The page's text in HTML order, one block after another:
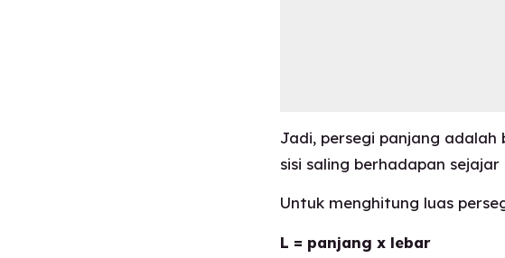
Jadi, persegi panjang
sisi saling berhadapan
Untuk menghitung luas
L = panjang x lebar